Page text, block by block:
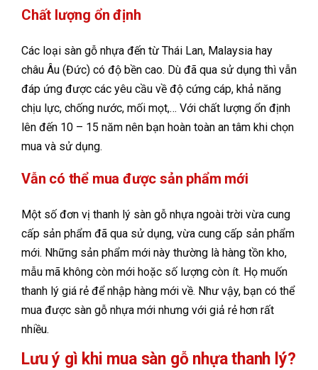
Chất lượng ổn định
Các loại sàn gỗ nhựa đến từ Thái Lan, Malaysia hay
châu Âu (Đức) có độ bền cao. Dù đã qua sử dụng thì vẫn
đáp ứng được các yêu cầu về độ cứng cáp, khả năng
chịu lực, chống nước, mối mọt,… Với chất lượng ổn định
lên đến 10 – 15 năm nên bạn hoàn toàn an tâm khi chọn
mua và sử dụng.
Vẫn có thể mua được sản phẩm mới
Một số đơn vị thanh lý sàn gỗ nhựa ngoài trời vừa cung
cấp sản phẩm đã qua sử dụng, vừa cung cấp sản phẩm
mới. Những sản phẩm mới này thường là hàng tồn kho,
mẫu mã không còn mới hoặc số lượng còn ít. Họ muốn
thanh lý giá rẻ để nhập hàng mới về. Như vậy, bạn có thể
mua được sàn gỗ nhựa mới nhưng với giả rẻ hơn rất
nhiều.
Lưu ý gì khi mua sàn gỗ nhựa thanh lý?